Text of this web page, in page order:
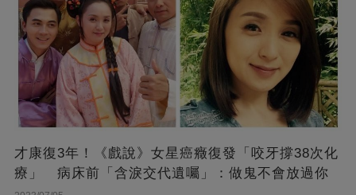
才康復3年！《戲說》女星癌癥復發「咬牙撐38次化
療」 病床前「含淚交代遺囑」：做鬼不會放過你